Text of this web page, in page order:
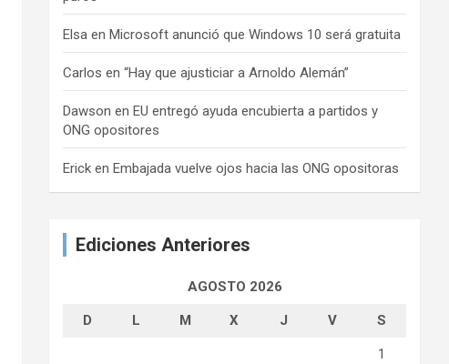
Elsa en Microsoft anunció que Windows 10 será gratuita
Carlosen“Hay que ajusticiar a Arnoldo Alemán”
Dawson en EU entregó ayuda encubierta a partidos y
ONG opositores
Erick en Embajada vuelve ojos hacia las ONG opositoras
Ediciones Anteriores
AGOSTO 2026
D L M X J V S
1